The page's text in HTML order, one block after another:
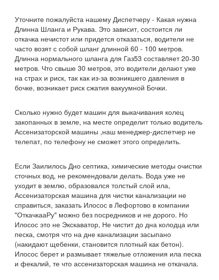
Уточните пожалуйста нашему Диспетчеру - Какая нужна
Длинна Шланга и Рукава. Это зависит, состоится ли
откачка нечистот или придется отказаться, водители не
часто возят с собой шланг длинной 60 - 100 метров.
Длинна нормального шланга для Газ53 составляет 20-30
метров. Что свыше 30 метров, это водители делают уже
на страх и риск, так как из-за возникшего давления в
бочке, возникает риск сжатия вакуумной Бочки.
Сколько нужно будет машин для выкачивания колец
закопанных в земле, на месте определит только водитель
Ассенизаторской машины ,наш менеджер-диспетчер не
телепат, по телефону не сможет этого определить.
Если Заилилось Дно септика, химические методы очистки
сточных вод, не рекомендовали делать. Вода уже не
уходит в землю, образовался толстый слой ила,
Ассенизаторская машина для чистки канализации не
справиться, заказать Илосос в Лефортово в компании
"ОткачкааРу" можно без посредников и не дорого. Но
Илосос это не Экскаватор, Не чистит до дна колодца или
песка, смотря что на дне канализации засыпано
(накидают щебенки, становится плотный как бетон).
Илосос берет и размывает тяжелые отложения ила песка
и фекалий, те что ассенизаторская машина не откачала.